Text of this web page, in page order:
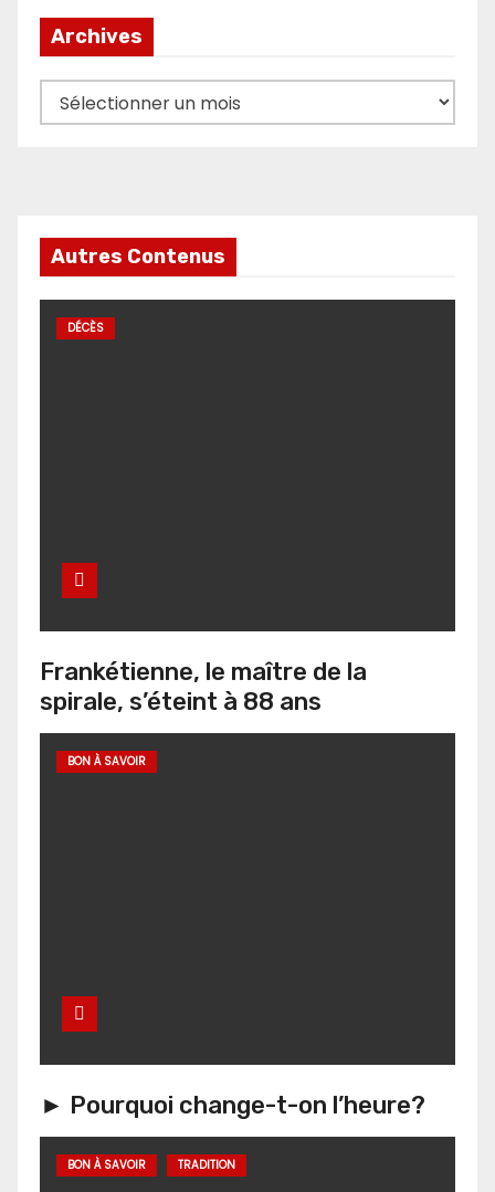
Archives
Archives
Autres Contenus
DÉCÈS
Frankétienne, le maître de la
spirale, s’éteint à 88 ans
BON À SAVOIR
► Pourquoi change-t-on l’heure?
BON À SAVOIR TRADITION